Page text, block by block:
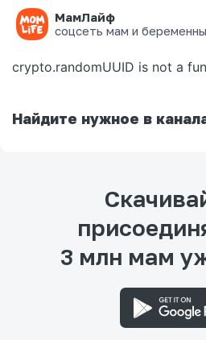
МамЛайф
соцсеть мам и
Ошибка на
crypto.randomUUID is not a
Найдите нужное в
3 млн мам